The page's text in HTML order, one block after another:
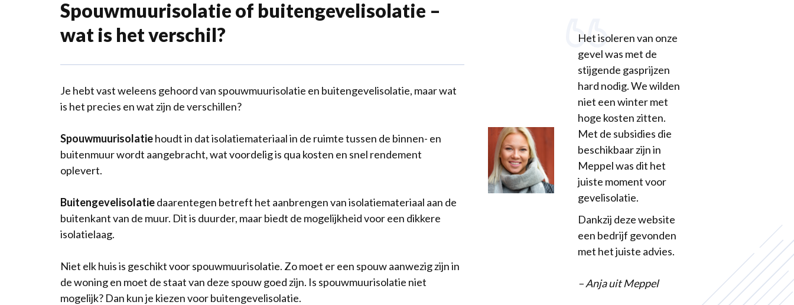
Spouwmuurisolatie of buitengevelisolatie –
wat is het verschil?
Je hebt vast weleens gehoord van spouwmuurisolatie en buitengevelisolatie, maar wat
is het precies en wat zijn de verschillen?
Spouwmuurisolatiehoudt in dat isolatiemateriaal in de ruimte tussen de binnen- en
buitenmuur wordt aangebracht, wat voordelig is qua kosten en snel rendement
oplevert.
Buitengevelisolatiedaarentegen betreft het aanbrengen van isolatiemateriaal aan de
buitenkant van de muur. Dit is duurder, maar biedt de mogelijkheid voor een dikkere
isolatielaag.
Niet elk huis is geschikt voor spouwmuurisolatie. Zo moet er een spouw aanwezig zijn in
de woning en moet de staat van deze spouw goed zijn. Is spouwmuurisolatie niet
mogelijk? Dan kun je kiezen voor buitengevelisolatie.
Het isoleren van onze
gevel was met de
stijgende gasprijzen
hard nodig. We wilden
niet een winter met
hoge kosten zitten.
Met de subsidies die
beschikbaar zijn in
Meppel was dit het
juiste moment voor
gevelisolatie.
Dankzij deze website
een bedrijf gevonden
met het juiste advies.
– Anja uit Meppel